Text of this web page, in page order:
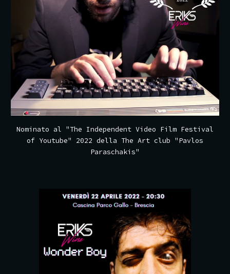
Nominato al "The Independent Video Film Festival
of Youtube" 2022 della The Art club "Pavlos
Paraschakis"